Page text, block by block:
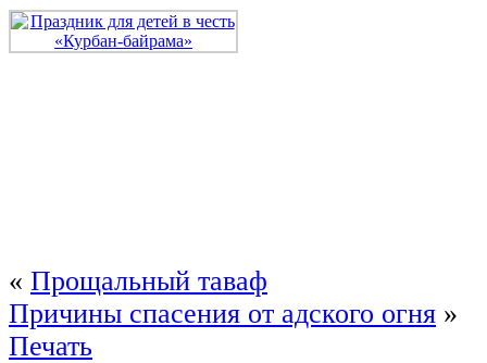
« Прощальный таваф
Причины спасения от адского огня »
Печать